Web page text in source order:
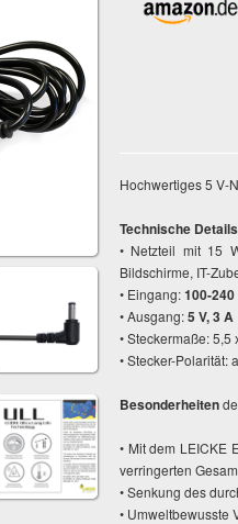
Hochwertiges 5 V-
Technische
• Netzteil mit 15
Bildschirme, IT-
• Eingang:100-240
• Ausgang:5 V, 3 A
• Steckermaße: 5,5
• Stecker-Polarität:
Besonderheiten
• Mit dem LEICKE
verringerten
• Senkung des
• Umweltbewusste